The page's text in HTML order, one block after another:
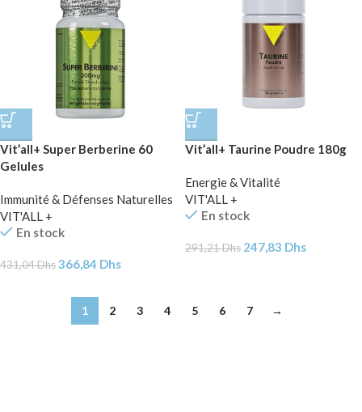
Vit’all+ Super Berberine 60
Gelules
Immunité & Défenses Naturelles
VIT'ALL +
En stock
431,04Dhs366,84 Dhs
Vit’all+ Taurine Poudre 180g
Energie & Vitalité
VIT'ALL +
En stock
291,21Dhs 247,83 Dhs
1 2 3 4 5 6 7 →